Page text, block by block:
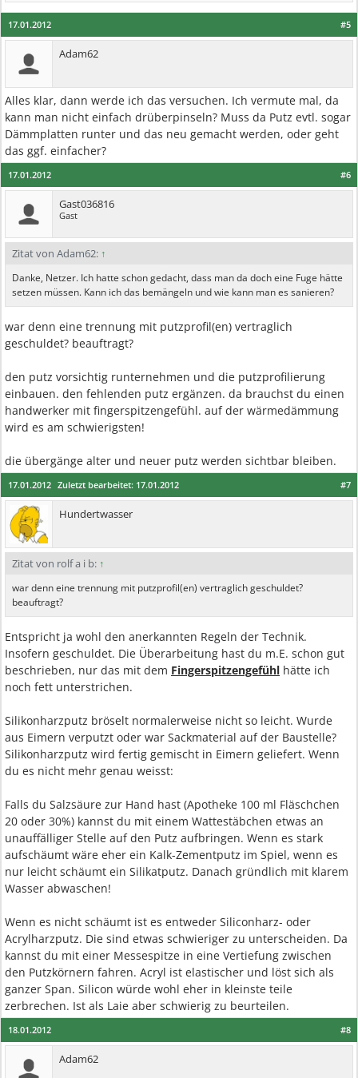
#5
17.01.2012
Adam62
Alles klar, dann werde ich das versuchen. Ich vermute mal, da
kann man nicht einfach drüberpinseln? Muss da Putz evtl. sogar
Dämmplatten runter und das neu gemacht werden, oder geht
das ggf. einfacher?
#6
17.01.2012
Gast036816
Gast
Zitat von Adam62: ↑
Danke, Netzer. Ich hatte schon gedacht, dass man da doch eine Fuge hätte
setzen müssen. Kann ich das bemängeln und wie kann man es sanieren?
war denn eine trennung mit putzprofil(en) vertraglich
geschuldet? beauftragt?
den putz vorsichtig runternehmen und die putzprofilierung
einbauen. den fehlenden putz ergänzen. da brauchst du einen
handwerker mit fingerspitzengefühl. auf der wärmedämmung
wird es am schwierigsten!
die übergänge alter und neuer putz werden sichtbar bleiben.
#7
17.01.2012 Zuletzt bearbeitet: 17.01.2012
Hundertwasser
Zitat von rolf a i b: ↑
war denn eine trennung mit putzprofil(en) vertraglich geschuldet?
beauftragt?
Entspricht ja wohl den anerkannten Regeln der Technik.
Insofern geschuldet. Die Überarbeitung hast du m.E. schon gut
beschrieben, nur das mit dem Fingerspitzengefühl hätte ich
noch fett unterstrichen.
Silikonharzputz bröselt normalerweise nicht so leicht. Wurde
aus Eimern verputzt oder war Sackmaterial auf der Baustelle?
Silikonharzputz wird fertig gemischt in Eimern geliefert. Wenn
du es nicht mehr genau weisst:
Falls du Salzsäure zur Hand hast (Apotheke 100 ml Fläschchen
20 oder 30%) kannst du mit einem Wattestäbchen etwas an
unauffälliger Stelle auf den Putz aufbringen. Wenn es stark
aufschäumt wäre eher ein Kalk-Zementputz im Spiel, wenn es
nur leicht schäumt ein Silikatputz. Danach gründlich mit klarem
Wasser abwaschen!
Wenn es nicht schäumt ist es entweder Siliconharz- oder
Acrylharzputz. Die sind etwas schwieriger zu unterscheiden. Da
kannst du mit einer Messespitze in eine Vertiefung zwischen
den Putzkörnern fahren. Acryl ist elastischer und löst sich als
ganzer Span. Silicon würde wohl eher in kleinste teile
zerbrechen. Ist als Laie aber schwierig zu beurteilen.
#8
18.01.2012
Adam62